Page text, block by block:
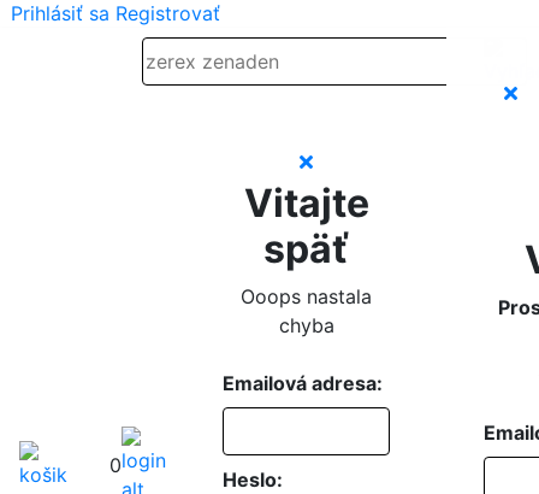
Prihlásiť sa Registrovať
0
Vitajte
späť
Ooops nastala
chyba
Emailová adresa:
Heslo: